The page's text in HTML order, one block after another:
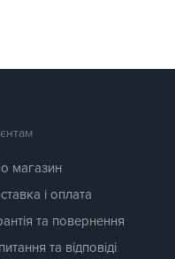
магазин
і оплата
та повернення
та відповіді